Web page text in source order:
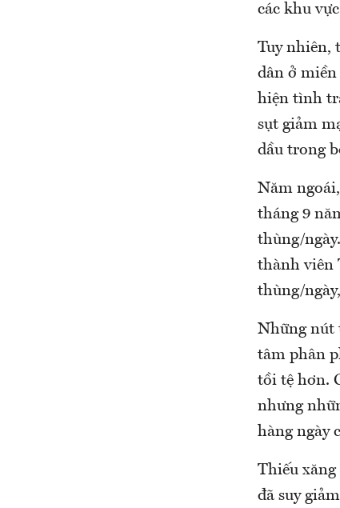
các khu
Tuy nhiên,
dân ở miền
hiện tình
sụt giảm
dầu trong
Năm
tháng 9
thùng/
thành viên
thùng/
Những nút
tâm phân
tồi tệ hơn.
nhưng
hàng ngày
Thiếu xăng
đã suy